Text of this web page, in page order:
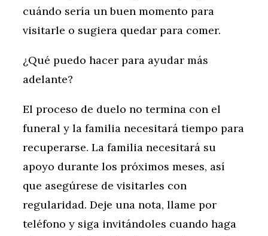
cuándo sería un buen momento para
visitarle o sugiera quedar para comer.
¿Qué puedo hacer para ayudar más
adelante?
El proceso de duelo no termina con el
funeral y la familia necesitará tiempo para
recuperarse. La familia necesitará su
apoyo durante los próximos meses, así
que asegúrese de visitarles con
regularidad. Deje una nota, llame por
teléfono y siga invitándoles cuando haga